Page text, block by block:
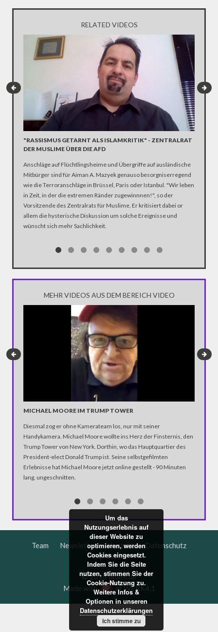
RELATED VIDEOS
"RASSISMUS GETARNT ALS ISLAMKRITIK" - ZENTRALRAT
DER MUSLIME ÜBER DIE AFD
Anschläge auf Flüchtlingsheime und Übergriffe auf ausländische
Mitbürger sind für Aiman A. Mazyek genauso besorgniserregend
wie die Terroranschläge in Brüssel, Paris oder Istanbul. "Wir leben
in Zeit, in der die extremen Ränder zugewinnnen!", so der
Vorsitzende des Zentralrats für Muslime. Er kritisiert dabei or
allem die hysterische Diskussion um solche Ereignisse und
wünscht sich mehr Sachlichkeit.
MEHR VIDEOS AUS DEM BEREICH VIDEO
MICHAEL MOORE IM TRUMP TOWER
Diesmal zog er ohne Kamerateam los, nur mit seiner
Handykamera. Michael Moore wollte ins Herz der Finsternis, den
Trump Tower von New York. Dorthin, wo das Hauptquartier des
President-elect Donald Trump ist. Seine selbstgefilmten
Erlebnisse hat Michael Moore jetzt online gestellt - 90 Minuten
lang, ungeschnitten.
Team Newsletter Kontakt
Datenschutz
Impressum
© 2016 dbate.de
Made with
atWERK4.1
Um das
Nutzungserlebnis auf
dieser Website zu
optimieren, werden
Cookies eingesetzt.
Indem Sie die Seite
nutzen, stimmen Sie der
Cookie-Nutzung zu.
Weitere Infos &
Optionen in unseren
Datenschutzerklärungen
Ich stimme zu